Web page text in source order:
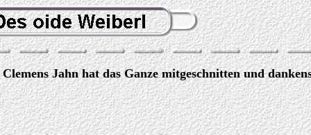
Jahn hat das Ganze mitgeschnitten und